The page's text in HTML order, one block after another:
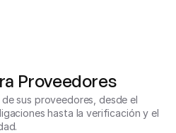
Proveedores
sus proveedores, desde el
hasta la verificación y el